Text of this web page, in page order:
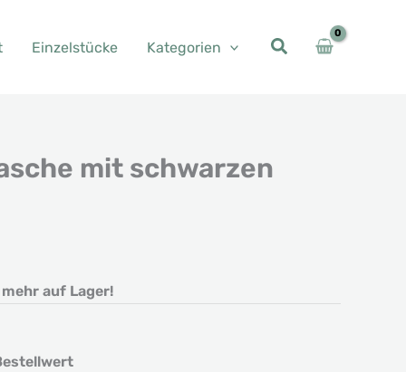
Einzelstücke Kategorien
mit schwarzen
auf Lager!